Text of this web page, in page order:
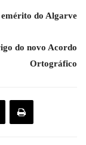
do Algarve
do novo Acordo
Ortográfico